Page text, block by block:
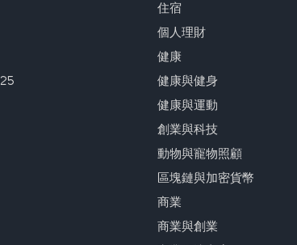
住宿
個人理財
健康
健康與健身
健康與運動
創業與科技
動物與寵物照顧
區塊鏈與加密貨幣
商業
商業與創業